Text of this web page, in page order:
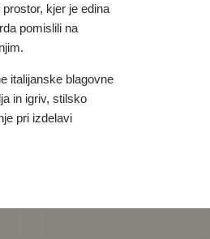
kjer je edina
pomislili na
italijanske blagovne
in igriv, stilsko
pri izdelavi